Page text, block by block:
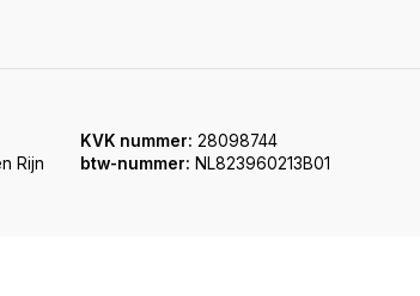
Rijn
KVK nummer: 28098744
btw-nummer: NL823960213B01